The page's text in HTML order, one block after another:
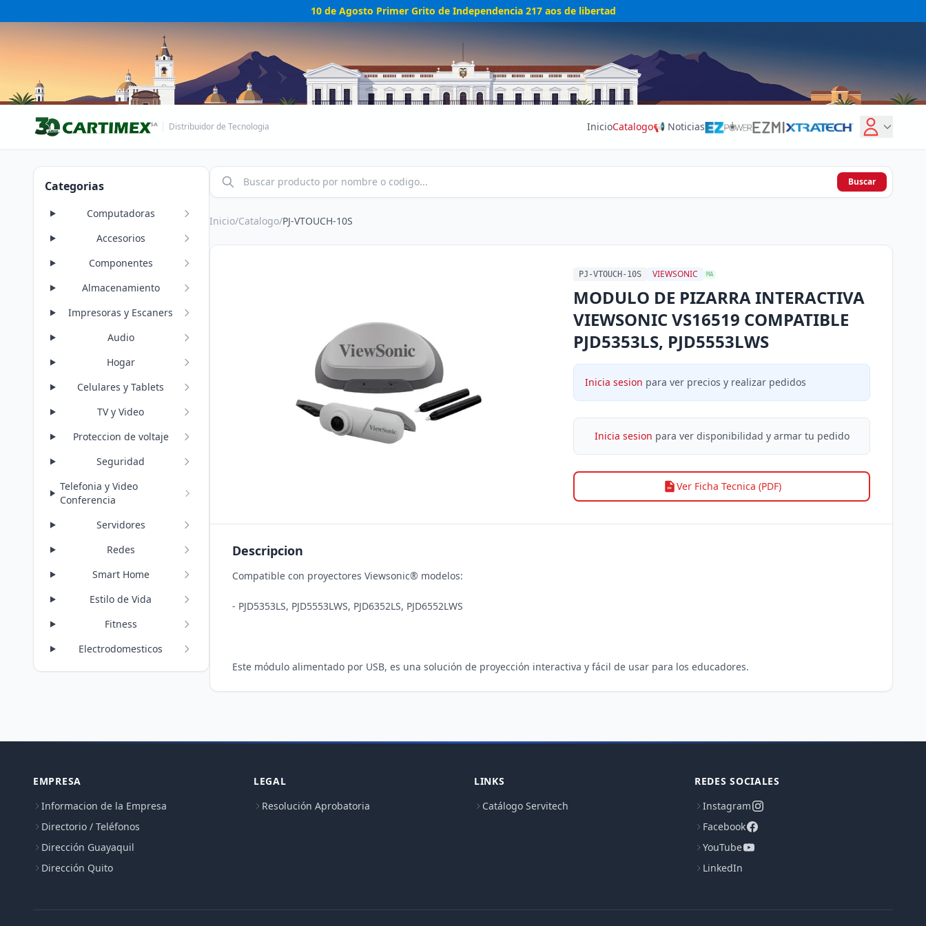
10 de Agosto Primer Grito de Independencia 217 aos de libertad
Distribuidor de Tecnologia InicioCatalogo📢 Noticias
Categorias
Computadoras
Accesorios
Componentes
Almacenamiento
Impresoras y Escaners
Audio
Hogar
Celulares y Tablets
TV y Video
Proteccion de voltaje
Seguridad
Telefonia y Video
Conferencia
Servidores
Redes
Smart Home
Estilo de Vida
Fitness
Electrodomesticos
Buscar
Inicio/Catalogo/PJ-VTOUCH-10S
PJ-VTOUCH-10S VIEWSONIC MA
MODULO DE PIZARRA INTERACTIVA
VIEWSONIC VS16519 COMPATIBLE
PJD5353LS, PJD5553LWS
Inicia sesion para ver precios y realizar pedidos
Inicia sesion para ver disponibilidad y armar tu pedido
Ver Ficha Tecnica (PDF)
Descripcion
Compatible con proyectores Viewsonic® modelos:
- PJD5353LS, PJD5553LWS, PJD6352LS, PJD6552LWS
EMPRESA
Informacion de la Empresa
Directorio / Teléfonos
Dirección Guayaquil
Dirección Quito
LEGAL
Resolución Aprobatoria
LINKS
Catálogo Servitech
REDES SOCIALES
Instagram
Facebook
YouTube
LinkedIn